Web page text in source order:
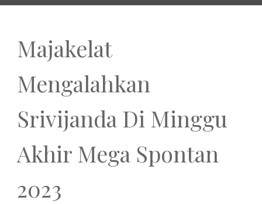
Majakelat
Mengalahkan
Srivijanda Di Minggu
Akhir Mega Spontan
2023